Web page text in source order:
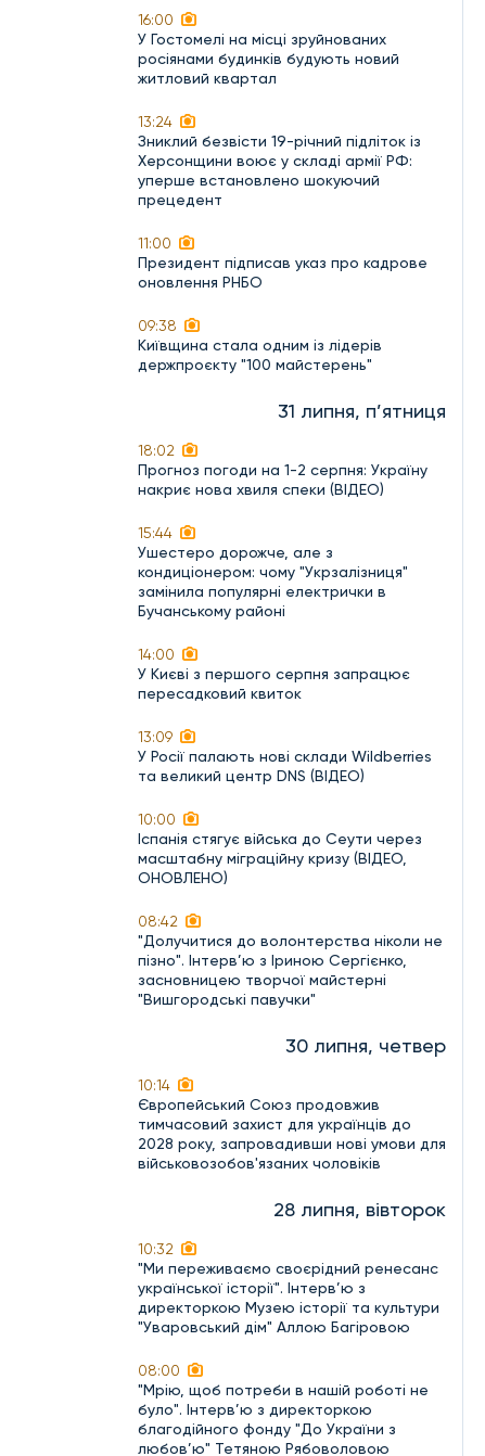
16:00
У Гостомелі на місці зруйнованих
росіянами будинків будують новий
житловий квартал
13:24
Зниклий безвісти 19-річний підліток із
Херсонщини воює у складі армії РФ:
уперше встановлено шокуючий
прецедент
11:00
Президент підписав указ про кадрове
оновлення РНБО
09:38
Київщина стала одним із лідерів
держпроєкту "100 майстерень"
31 липня, п’ятниця
18:02
Прогноз погоди на 1-2 серпня: Україну
накриє нова хвиля спеки (ВІДЕО)
15:44
Ушестеро дорожче, але з
кондиціонером: чому "Укрзалізниця"
замінила популярні електрички в
Бучанському районі
14:00
У Києві з першого серпня запрацює
пересадковий квиток
13:09
У Росії палають нові склади Wildberries
та великий центр DNS (ВІДЕО)
10:00
Іспанія стягує війська до Сеути через
масштабну міграційну кризу (ВІДЕО,
ОНОВЛЕНО)
08:42
"Долучитися до волонтерства ніколи не
пізно". Інтерв’ю з Іриною Сергієнко,
засновницею творчої майстерні
"Вишгородські павучки"
30 липня, четвер
10:14
Європейський Союз продовжив
тимчасовий захист для українців до
2028 року, запровадивши нові умови для
військовозобов'язаних чоловіків
28 липня, вівторок
10:32
"Ми переживаємо своєрідний ренесанс
української історії". Інтерв’ю з
директоркою Музею історії та культури
"Уваровський дім" Аллою Багіровою
08:00
"Мрію, щоб потреби в нашій роботі не
було". Інтерв’ю з директоркою
благодійного фонду "До України з
любов’ю" Тетяною Рябоволовою